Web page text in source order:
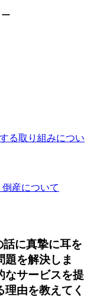
る取り組みについ
産について
に真摯に耳を
題を解決しま
なサービスを提
由を教えてく